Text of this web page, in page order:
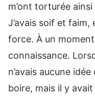
m’ont torturée
J’avais soif et faim,
force. À un moment
connaissance.
n’avais aucune idée
boire, mais il y